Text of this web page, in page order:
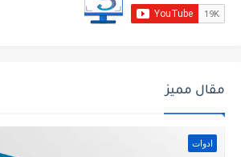
مقال مميز
ادوات